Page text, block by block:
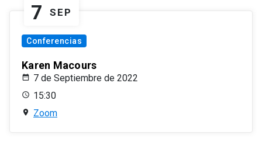
7 SEP
Conferencias
Karen Macours
7 de Septiembre de 2022
15:30
Zoom